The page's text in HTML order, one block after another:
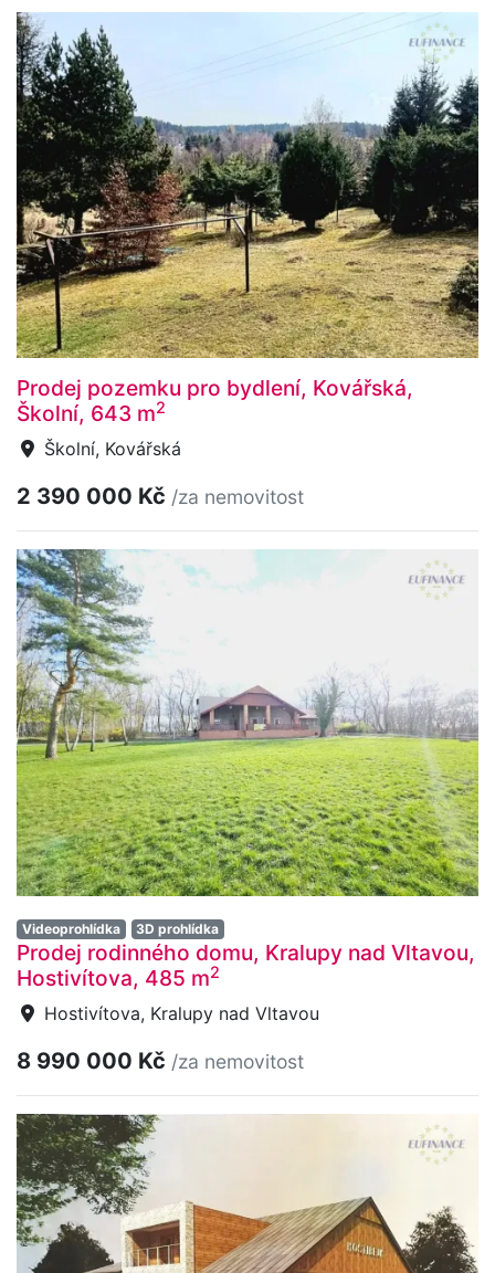
Prodej pozemku pro bydlení, Kovářská,
Školní, 643 m2
Školní, Kovářská
2 390 000 Kč /za nemovitost
Videoprohlídka 3D prohlídka
Prodej rodinného domu, Kralupy nad Vltavou,
Hostivítova, 485 m2
Hostivítova, Kralupy nad Vltavou
8 990 000 Kč /za nemovitost